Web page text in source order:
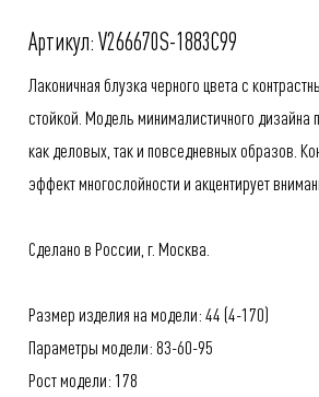
Артикул: V266670S-1883C99
Лаконичная блузка черного цвета с
стойкой. Модель минималистичного дизайна
как деловых, так и повседневных образов.
эффект многослойности и акцентирует
Сделано в России, г. Москва.
Размер изделия на модели: 44 (4-170)
Параметры модели: 83-60-95
Рост модели: 178